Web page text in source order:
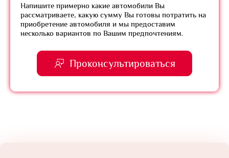
Напишите примерно какие автомобили Вы
рассматриваете, какую сумму Вы готовы потратить на
приобретение автомобиля и мы предоставим
несколько вариантов по Вашим предпочтениям.
Проконсультироваться